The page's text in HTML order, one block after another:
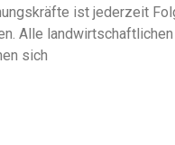
ist jederzeit
Alle
sich